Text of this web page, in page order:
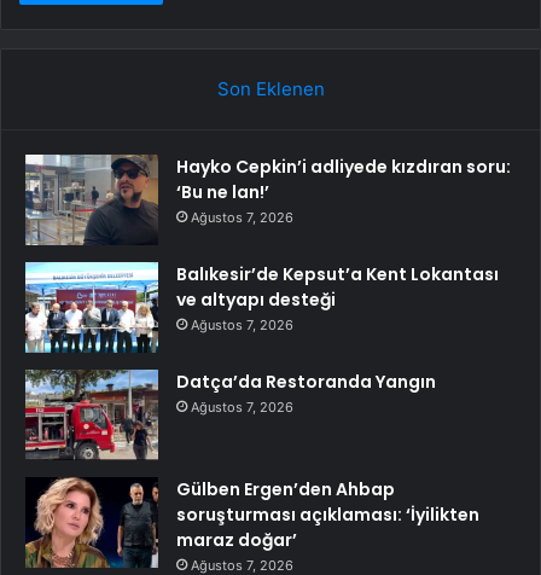
Son Eklenen
Hayko Cepkin’i adliyede kızdıran soru:
‘Bu ne lan!’
Ağustos 7, 2026
Balıkesir’de Kepsut’a Kent Lokantası
ve altyapı desteği
Ağustos 7, 2026
Datça’da Restoranda Yangın
Ağustos 7, 2026
Gülben Ergen’den Ahbap
soruşturması açıklaması: ‘İyilikten
maraz doğar’
Ağustos 7, 2026